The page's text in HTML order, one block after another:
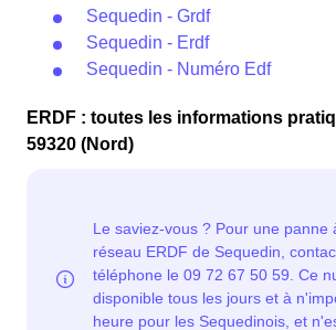
Sequedin - Grdf
Sequedin - Erdf
Sequedin - Numéro Edf
ERDF : toutes les informations
59320 (Nord)